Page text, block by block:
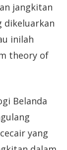
jangkitan
dikeluarkan
inilah
theory of
Belanda
yang